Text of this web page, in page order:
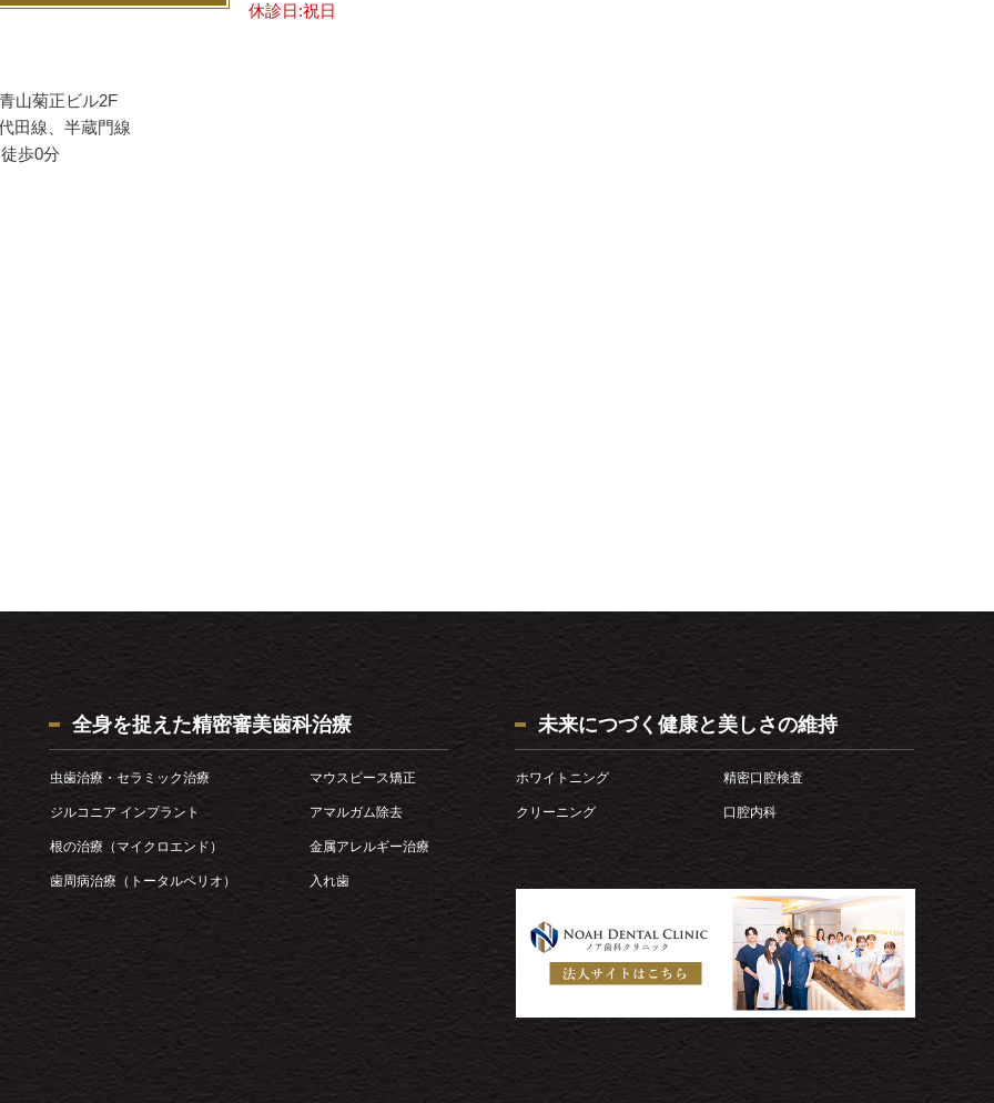
休診日:祝日
山菊正ビル2F
田線、半蔵門線
歩0分
全身を捉えた精密審美歯科治療
虫歯治療・セラミック治療 マウスピース矯正
ジルコニア インプラント アマルガム除去
根の治療（マイクロエンド） 金属アレルギー治療
歯周病治療（トータルペリオ） 入れ歯
未来につづく健康と美しさの維持
ホワイトニング 精密口腔検査
クリーニング 口腔内科